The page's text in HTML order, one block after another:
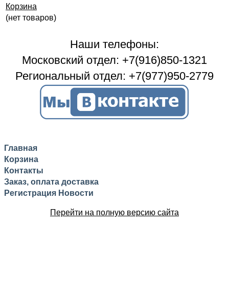
Корзина
(нет товаров)
Наши телефоны:
Московский отдел: +7(916)850-1321
Региональный отдел: +7(977)950-2779
Главная
Корзина
Контакты
Заказ, оплата доставка
Регистрация Новости
Перейти на полную версию сайта